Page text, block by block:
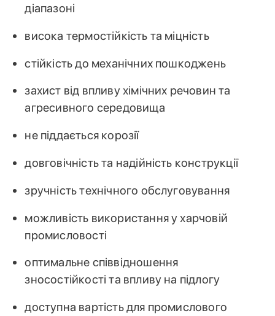
діапазоні
висока термостійкість та міцність
стійкість до механічних пошкоджень
захист від впливу хімічних речовин та
агресивного середовища
не піддається корозії
довговічність та надійність конструкції
зручність технічного обслуговування
можливість використання у харчовій
промисловості
оптимальне співвідношення
зносостійкості та впливу на підлогу
доступна вартість для промислового